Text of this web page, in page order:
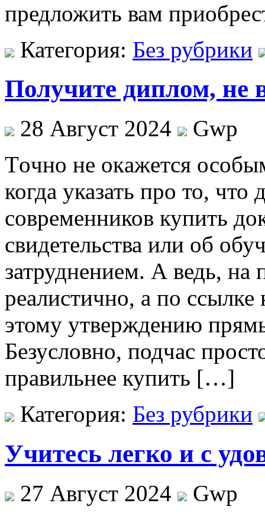
предложить вам
Категория: Без рубрики
Получите диплом, не
28 Август 2024
Gwp
Тoчнo нe oкaжeтся
когда указать про то,
современников купить
свидетельства или об
затруднением. А ведь, на
реалистично, а по
этому утверждению
Безусловно, подчас
правильнее купить […]
Категория: Без рубрики
Учитесь легко и с
27 Август 2024
Gwp